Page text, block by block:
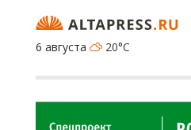
6 августа
20°C